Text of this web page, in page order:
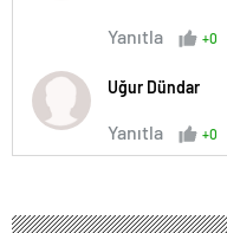
Yanıtla +0
Uğur Dündar
Yanıtla +0